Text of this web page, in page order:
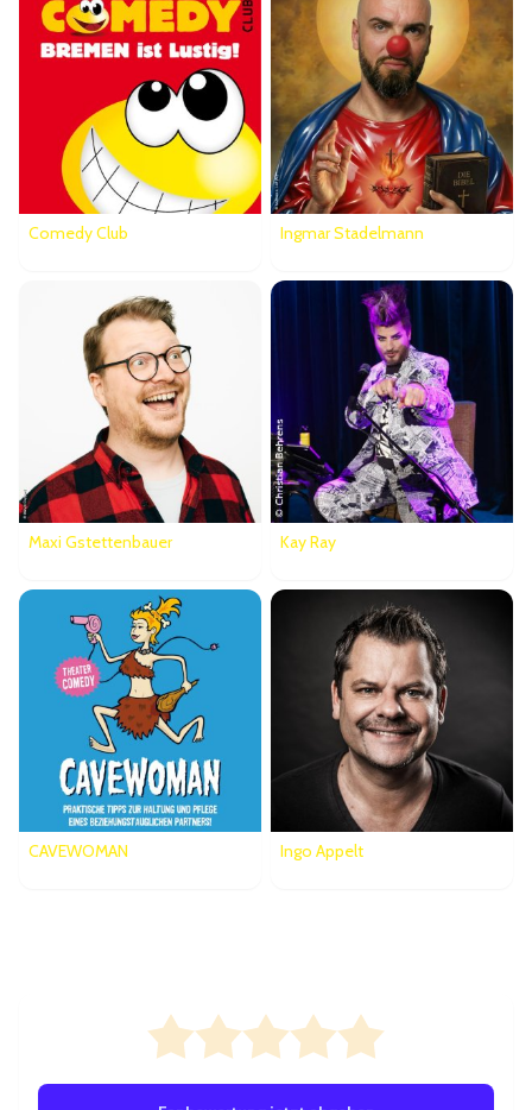
Comedy Club Ingmar Stadelmann
Maxi Gstettenbauer Kay Ray
CAVEWOMAN Ingo Appelt